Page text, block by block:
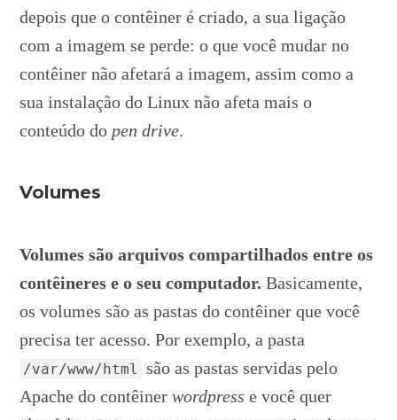
depois que o contêiner é criado, a sua ligação
com a imagem se perde: o que você mudar no
contêiner não afetará a imagem, assim como a
sua instalação do Linux não afeta mais o
conteúdo do pen drive.
Volumes
Volumes são arquivos compartilhados entre os
contêineres e o seu computador. Basicamente,
os volumes são as pastas do contêiner que você
precisa ter acesso. Por exemplo, a pasta
/var/www/html
são as pastas servidas pelo
Apache do contêinerwordpress e você quer